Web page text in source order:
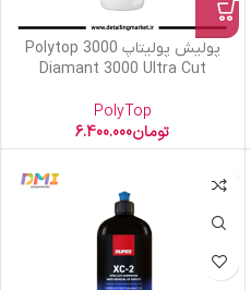
پولیش پولیتاپ 3000 Polytop
Diamant 3000 Ultra Cut
PolyTop
تومان6.400.000